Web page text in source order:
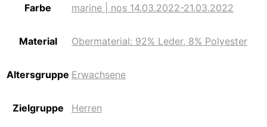
Farbe marine | nos 14.03.2022-21.03.2022
Material Obermaterial: 92% Leder, 8% Polyester
Altersgruppe Erwachsene
Zielgruppe Herren